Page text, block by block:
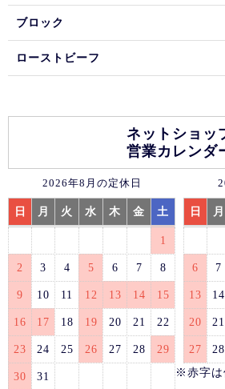
ブロック
ローストビーフ
ネットショッ
営業カレンダ
2026年8月の定休日
日 月 火 水 木 金 土
1
2 3 4 5 6 7 8
9 10 11 12 13 14 15
16 17 18 19 20 21 22
23 24 25 26 27 28 29
30 31
日 月
6 7
13 14
20 21
27 28
※赤字は